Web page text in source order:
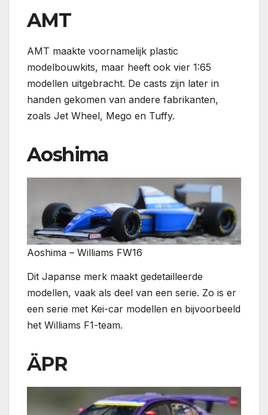
AMT
AMT maakte voornamelijk plastic
modelbouwkits, maar heeft ook vier 1:65
modellen uitgebracht. De casts zijn later in
handen gekomen van andere fabrikanten,
zoals Jet Wheel, Mego en Tuffy.
Aoshima
Aoshima – Williams FW16
Dit Japanse merk maakt gedetailleerde
modellen, vaak als deel van een serie. Zo is er
een serie met Kei-car modellen en bijvoorbeeld
het Williams F1-team.
ÄPR